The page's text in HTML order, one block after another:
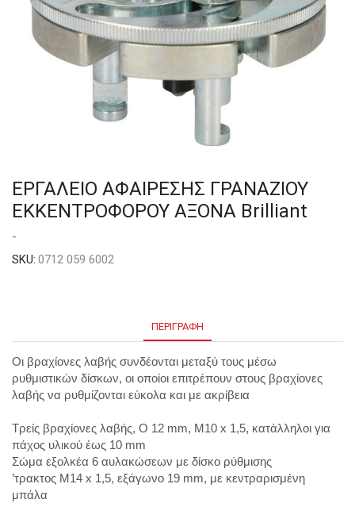
ΕΡΓΑΛΕΙΟ ΑΦΑΙΡΕΣΗΣ ΓΡΑΝΑΖΙΟΥ
ΕΚΚΕΝΤΡΟΦΟΡΟΥ ΑΞΟΝΑ Brilliant
-
SKU: 0712 059 6002
ΠΕΡΙΓΡΑΦΉ
Οι βραχίονες λαβής συνδέονται μεταξύ τους μέσω
ρυθμιστικών δίσκων, οι οποίοι επιτρέπουν στους βραχίονες
λαβής να ρυθμίζονται εύκολα και με ακρίβεια
Τρείς βραχίονες λαβής, O 12 mm, M10 x 1,5, κατάλληλοι για
πάχος υλικού έως 10 mm
Σώμα εξολκέα 6 αυλακώσεων με δίσκο ρύθμισης
’τρακτος M14 x 1,5, εξάγωνο 19 mm, με κεντραρισμένη
μπάλα